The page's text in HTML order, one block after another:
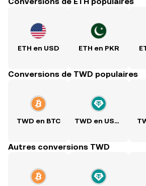
ETH en USD ETH en PKR
Conversions de TWD populaires
TWD en BTC TWD en USDT
Autres conversions TWD